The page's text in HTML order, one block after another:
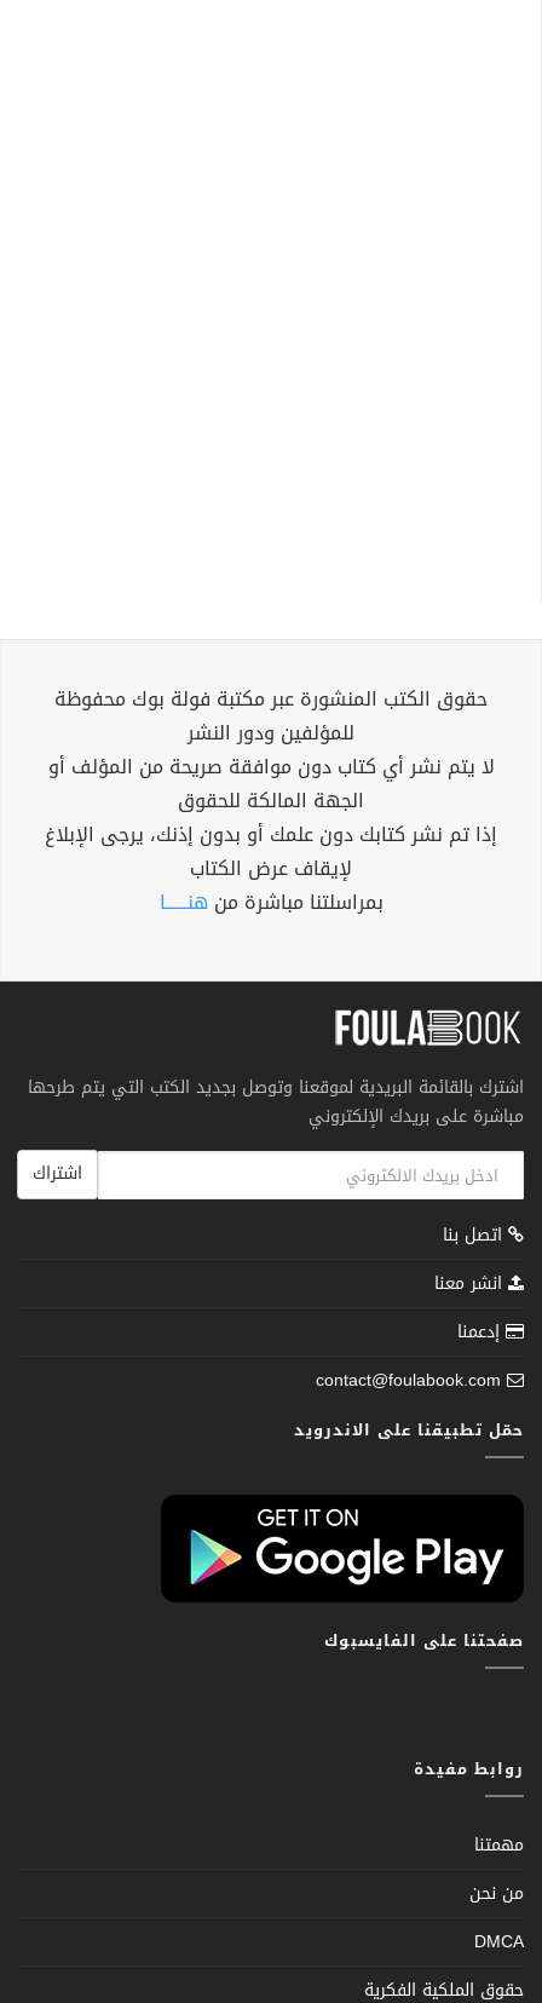
حقوق الكتب المنشورة عبر مكتبة فولة بوك محفوظة
للمؤلفين ودور النشر
لا يتم نشر أي كتاب دون موافقة صريحة من المؤلف أو
الجهة المالكة للحقوق
إذا تم نشر كتابك دون علمك أو بدون إذنك، يرجى الإبلاغ
لإيقاف عرض الكتاب
بمراسلتنا مباشرة من هنــــــا
اشترك بالقائمة البريدية لموقعنا وتوصل بجديد الكتب التي يتم طرحها
مباشرة على بريدك الإلكتروني
اشتراك
اتصل بنا
انشر معنا
إدعمنا
contact@foulabook.com
حمّل تطبيقنا على الاندرويد
صفحتنا على الفايسبوك
روابط مفيدة
مهمتنا
من نحن
DMCA
حقوق الملكية الفكرية